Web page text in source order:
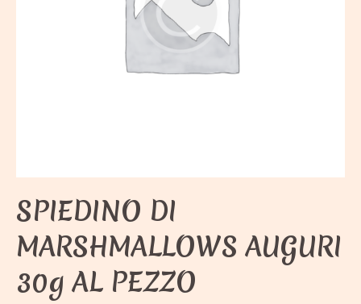
SPIEDINO DI
MARSHMALLOWS AUGURI
30g AL PEZZO